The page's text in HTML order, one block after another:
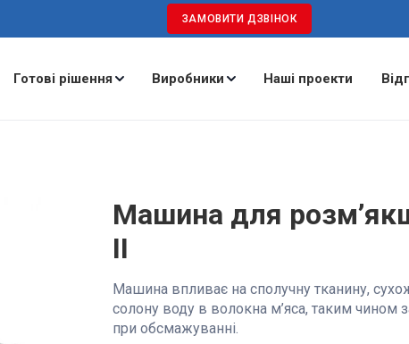
ЗАМОВИТИ ДЗВІНОК
Готові рішення Виробники Наші проекти
Машина для
II
Машина впливає на сполучну тканину,
солону воду в волокна м’яса, таким чином
при обсмажуванні.